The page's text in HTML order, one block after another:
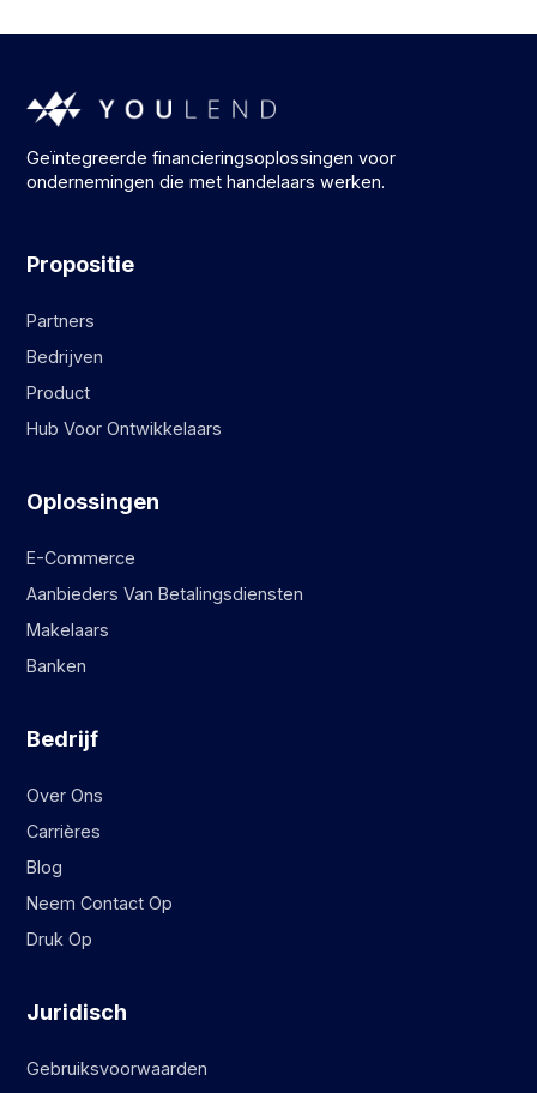
Geïntegreerde financieringsoplossingen voor
ondernemingen die met handelaars werken.
Propositie
Partners
Bedrijven
Product
Hub Voor Ontwikkelaars
Oplossingen
E-Commerce
Aanbieders Van Betalingsdiensten
Makelaars
Banken
Bedrijf
Over Ons
Carrières
Blog
Neem Contact Op
Druk Op
Juridisch
Gebruiksvoorwaarden